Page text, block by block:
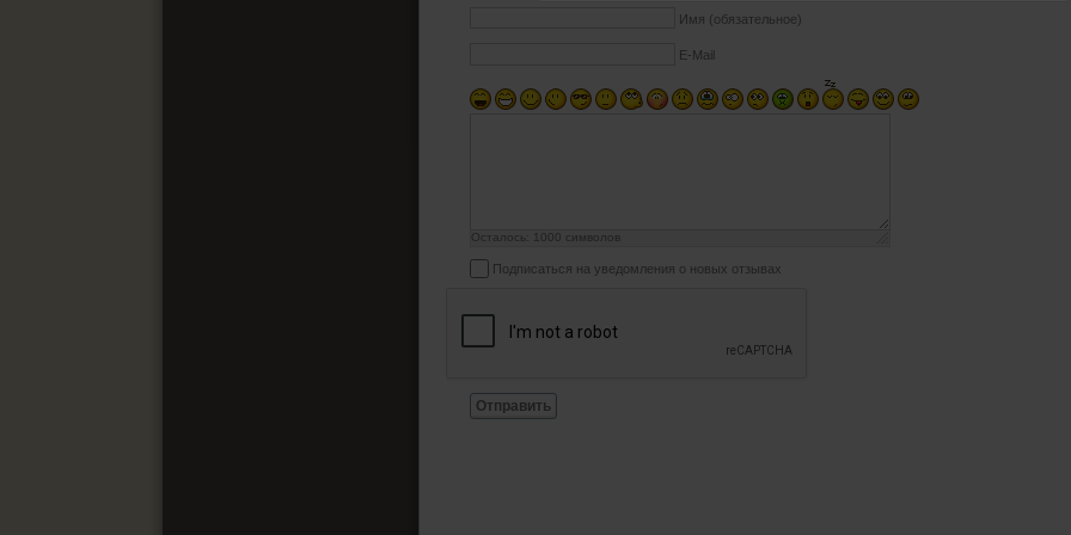
Имя (обязательное)
E-Mail
Осталось: 1000 символов
Подписаться на уведомления о новых отзывах
Отправить